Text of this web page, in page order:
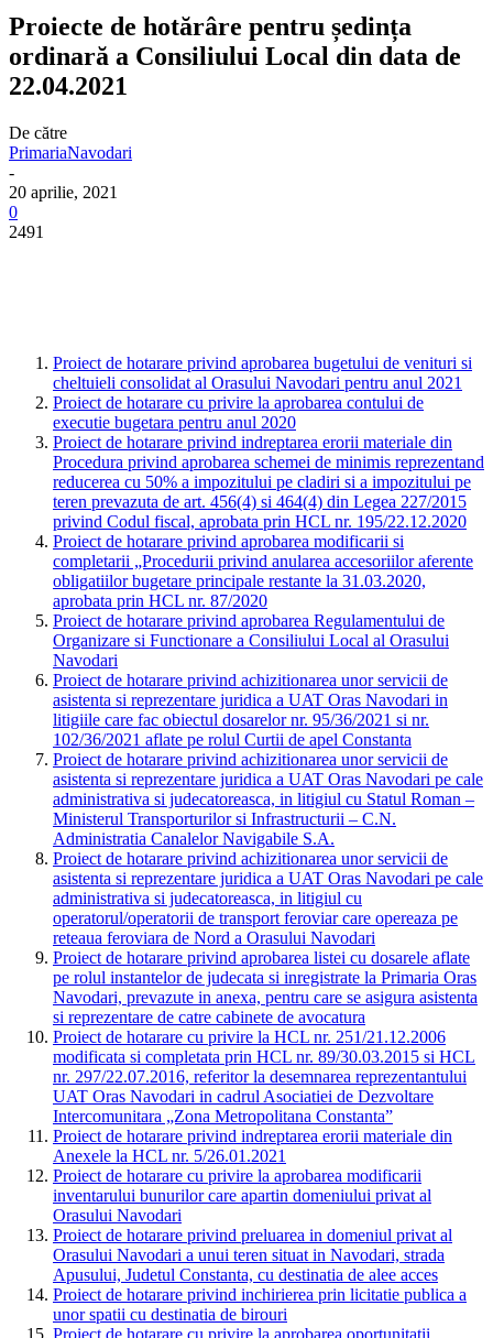
Proiecte de hotărâre pentru ședința
ordinară a Consiliului Local din data de
22.04.2021
De către
PrimariaNavodari
-
20 aprilie, 2021
0
2491
Proiect de hotarare privind aprobarea bugetului de venituri si
cheltuieli consolidat al Orasului Navodari pentru anul 2021
Proiect de hotarare cu privire la aprobarea contului de
executie bugetara pentru anul 2020
Proiect de hotarare privind indreptarea erorii materiale din
Procedura privind aprobarea schemei de minimis reprezentand
reducerea cu 50% a impozitului pe cladiri si a impozitului pe
teren prevazuta de art. 456(4) si 464(4) din Legea 227/2015
privind Codul fiscal, aprobata prin HCL nr. 195/22.12.2020
Proiect de hotarare privind aprobarea modificarii si
completarii „Procedurii privind anularea accesoriilor aferente
obligatiilor bugetare principale restante la 31.03.2020,
aprobata prin HCL nr. 87/2020
Proiect de hotarare privind aprobarea Regulamentului de
Organizare si Functionare a Consiliului Local al Orasului
Navodari
Proiect de hotarare privind achizitionarea unor servicii de
asistenta si reprezentare juridica a UAT Oras Navodari in
litigiile care fac obiectul dosarelor nr. 95/36/2021 si nr.
102/36/2021 aflate pe rolul Curtii de apel Constanta
Proiect de hotarare privind achizitionarea unor servicii de
asistenta si reprezentare juridica a UAT Oras Navodari pe cale
administrativa si judecatoreasca, in litigiul cu Statul Roman –
Ministerul Transporturilor si Infrastructurii – C.N.
Administratia Canalelor Navigabile S.A.
Proiect de hotarare privind achizitionarea unor servicii de
asistenta si reprezentare juridica a UAT Oras Navodari pe cale
administrativa si judecatoreasca, in litigiul cu
operatorul/operatorii de transport feroviar care opereaza pe
reteaua feroviara de Nord a Orasului Navodari
Proiect de hotarare privind aprobarea listei cu dosarele aflate
pe rolul instantelor de judecata si inregistrate la Primaria Oras
Navodari, prevazute in anexa, pentru care se asigura asistenta
si reprezentare de catre cabinete de avocatura
Proiect de hotarare cu privire la HCL nr. 251/21.12.2006
modificata si completata prin HCL nr. 89/30.03.2015 si HCL
nr. 297/22.07.2016, referitor la desemnarea reprezentantului
UAT Oras Navodari in cadrul Asociatiei de Dezvoltare
Intercomunitara „Zona Metropolitana Constanta”
Proiect de hotarare privind indreptarea erorii materiale din
Anexele la HCL nr. 5/26.01.2021
Proiect de hotarare cu privire la aprobarea modificarii
inventarului bunurilor care apartin domeniului privat al
Orasului Navodari
Proiect de hotarare privind preluarea in domeniul privat al
Orasului Navodari a unui teren situat in Navodari, strada
Apusului, Judetul Constanta, cu destinatia de alee acces
Proiect de hotarare privind inchirierea prin licitatie publica a
unor spatii cu destinatia de birouri
Proiect de hotarare cu privire la aprobarea oportunitatii